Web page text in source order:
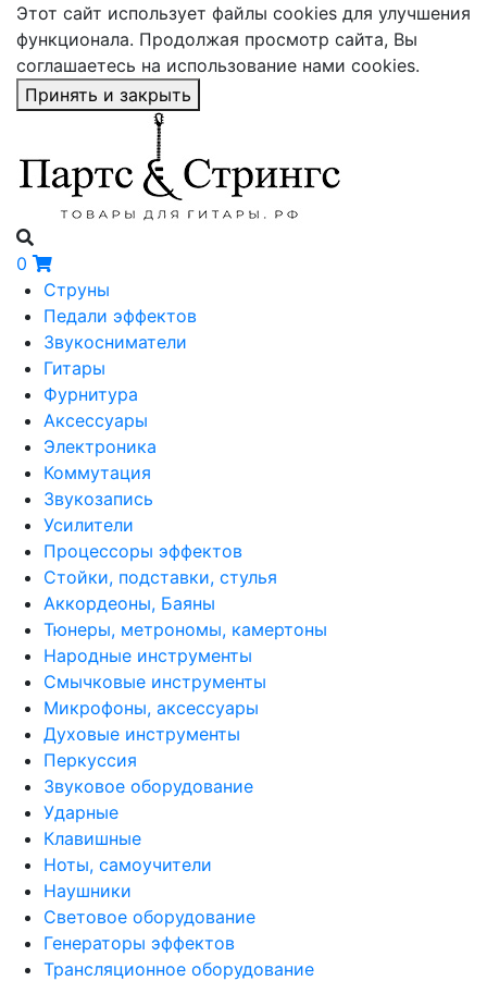
Этот сайт использует файлы cookies для улучшения
функционала. Продолжая просмотр сайта, Вы
соглашаетесь на использование нами cookies.
Принять и закрыть
0
Струны
Педали эффектов
Звукосниматели
Гитары
Фурнитура
Аксессуары
Электроника
Коммутация
Звукозапись
Усилители
Процессоры эффектов
Стойки, подставки, стулья
Аккордеоны, Баяны
Тюнеры, метрономы, камертоны
Народные инструменты
Смычковые инструменты
Микрофоны, аксессуары
Духовые инструменты
Перкуссия
Звуковое оборудование
Ударные
Клавишные
Ноты, самоучители
Наушники
Световое оборудование
Генераторы эффектов
Трансляционное оборудование